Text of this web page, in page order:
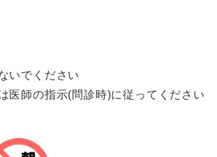
いでください
医師の指示(問診時)に従ってください